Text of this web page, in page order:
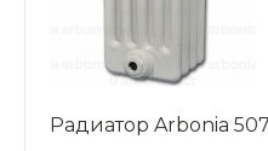
Радиатор Arbonia